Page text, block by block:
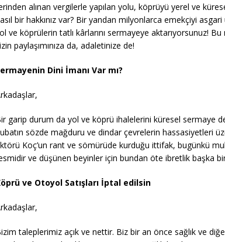
alınan vergilerle yapılan yolu, köprüyü yerel ve
bir hakkınız var? Bir yandan milyonlarca emekçiyi
ve köprülerin tatlı kârlarını sermayeye aktarıyorsunuz! Bu
paylaşımınıza da, adaletinize de!
Dini İmanı Var mı?
garip durum da yol ve köprü ihalelerini küresel sermaye
sözde mağduru ve dindar çevrelerin hassasiyetleri
Koç’un rant ve sömürüde kurduğu ittifak, bugünkü
ve düşünen beyinler için bundan öte ibretlik başka
ve Otoyol Satışları İptal edilsin
taleplerimiz açık ve nettir. Biz bir an önce sağlık ve